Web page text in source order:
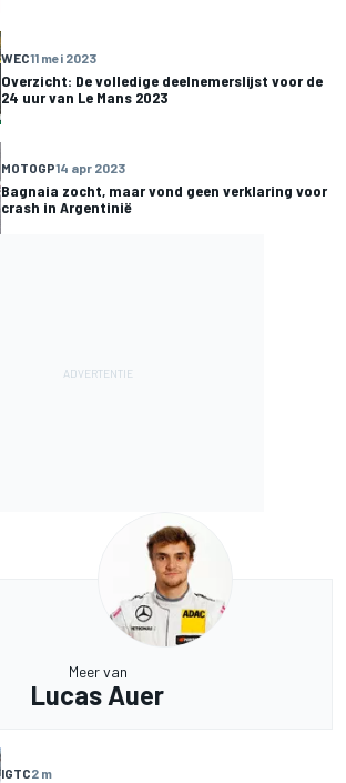
WEC11 mei 2023
Overzicht: De volledige deelnemerslijst voor de
24 uur van Le Mans 2023
MOTOGP14 apr 2023
Bagnaia zocht, maar vond geen verklaring voor
crash in Argentinië
Meer van
Lucas Auer
IGTC2 m